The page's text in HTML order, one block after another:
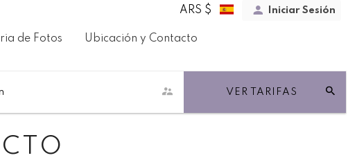
ARS $ Iniciar Sesión
de Fotos Ubicación y Contacto
VER TARIFAS